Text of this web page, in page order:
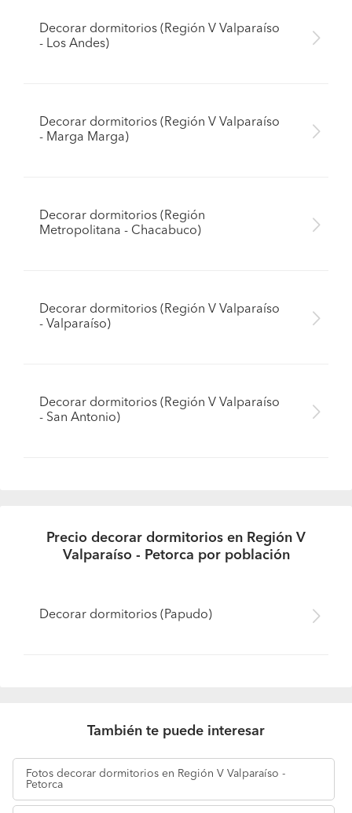
Decorar dormitorios (Región V Valparaíso
- Los Andes)
Decorar dormitorios (Región V Valparaíso
- Marga Marga)
Decorar dormitorios (Región
Metropolitana - Chacabuco)
Decorar dormitorios (Región V Valparaíso
- Valparaíso)
Decorar dormitorios (Región V Valparaíso
- San Antonio)
Precio decorar dormitorios en Región V
Valparaíso - Petorca por población
Decorar dormitorios (Papudo)
También te puede interesar
Fotos decorar dormitorios en Región V Valparaíso -
Petorca